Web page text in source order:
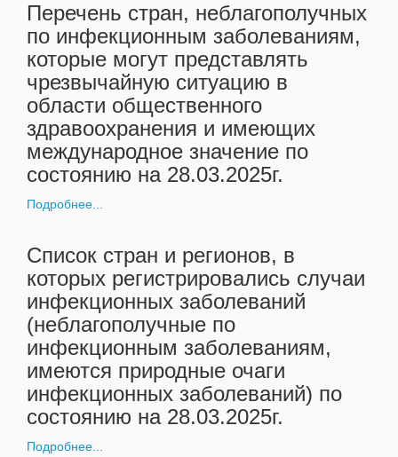
Перечень стран, неблагополучных
по инфекционным заболеваниям,
которые могут представлять
чрезвычайную ситуацию в
области общественного
здравоохранения и имеющих
международное значение по
состоянию на 28.03.2025г.
Подробнее...
Список стран и регионов, в
которых регистрировались случаи
инфекционных заболеваний
(неблагополучные по
инфекционным заболеваниям,
имеются природные очаги
инфекционных заболеваний) по
состоянию на 28.03.2025г.
Подробнее...